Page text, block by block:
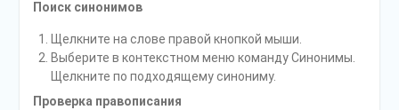
Поиск синонимов
Щелкните на слове правой кнопкой мыши.
Выберите в контекстном меню команду Синонимы.
Щелкните по подходящему синониму.
Проверка правописания